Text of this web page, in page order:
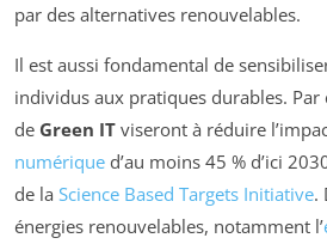
par des alternatives renouvelables.
Il est aussi fondamental de
individus aux pratiques durables.
de Green IT viseront à réduire
numérique d’au moins 45 % d’ici
de la Science Based Targets Initiative.
énergies renouvelables, notamment l’